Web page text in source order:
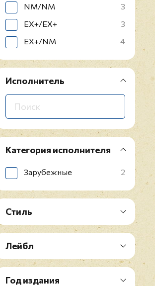
NM/NM
3
EX+/EX+
3
EX+/NM
4
Исполнитель
Категория исполнителя
Зарубежные 2
Стиль
Лейбл
Год издания